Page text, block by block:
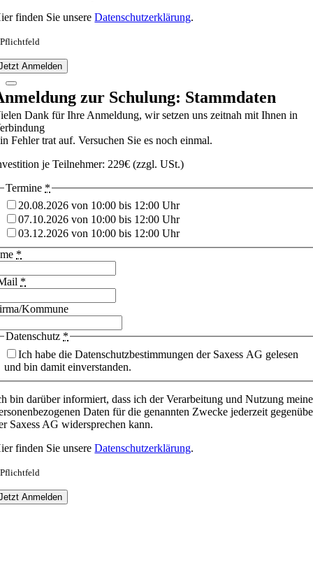
finden Sie unsereDatenschutzerklärung.
Anmelden
zur Schulung: Stammdaten
Dank für Ihre Anmeldung, wir setzen uns zeitnah mit Ihnen in
Fehler trat auf. Versuchen Sie es noch einmal.
je Teilnehmer: 229€ (zzgl. USt.)
Termine *
20.08.2026 von 10:00 bis 12:00 Uhr
07.10.2026 von 10:00 bis 12:00 Uhr
03.12.2026 von 10:00 bis 12:00 Uhr
*
*
Kommune
Datenschutz *
Ich habe die Datenschutzbestimmungen der Saxess AG gelesen
und bin damit einverstanden.
bin darüber informiert, dass ich der Verarbeitung und Nutzung
Daten für die genannten Zwecke jederzeit
Saxess AG widersprechen kann.
finden Sie unsereDatenschutzerklärung.
Anmelden